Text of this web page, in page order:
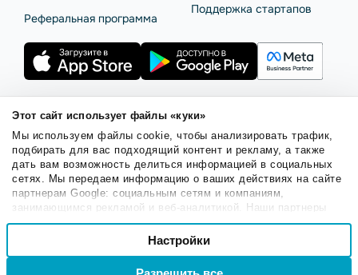
Этот сайт использует файлы «куки»
Мы используем файлы cookie, чтобы анализировать трафик,
подбирать для вас подходящий контент и рекламу, а также
дать вам возможность делиться информацией в социальных
сетях. Мы передаем информацию о ваших действиях на сайте
партнерам Google: социальным сетям и компаниям,
занимающимся рекламой и веб-аналитикой. Наши партнеры
могут комбинировать эти сведения с предоставленной вами
информацией, а также данными, которые они получили при
использовании вами их сервисов.
Выбор
Настройки
Реферальная программа
Поддержка стартапов
Правила использованияБезопасность SendPulse
Политика конфиденциальности Политика Cookies
© 2015 - 2026. SendPulse Inc. Все права защищены.
Русский